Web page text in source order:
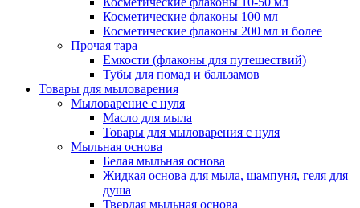
Косметические флаконы 100 мл
Косметические флаконы 200 мл и более
Прочая тара
Емкости (флаконы для путешествий)
Тубы для помад и бальзамов
Товары для мыловарения
Мыловарение с нуля
Масло для мыла
Товары для мыловарения с нуля
Мыльная основа
Белая мыльная основа
Жидкая основа для мыла, шампуня, геля для
душа
Твердая мыльная основа